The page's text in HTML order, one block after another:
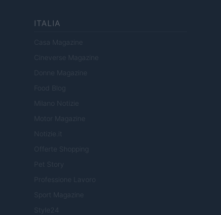
ITALIA
Casa Magazine
Cineverse Magazine
Donne Magazine
Food Blog
Milano Notizie
Motor Magazine
Notizie.it
Offerte Shopping
Pet Story
Professione Lavoro
Sport Magazine
Style24